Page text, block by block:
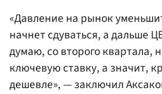
«Давление на рынок
начнет сдуваться, а дальше
думаю, со второго квартала,
ключевую ставку, а значит,
дешевле», — заключил